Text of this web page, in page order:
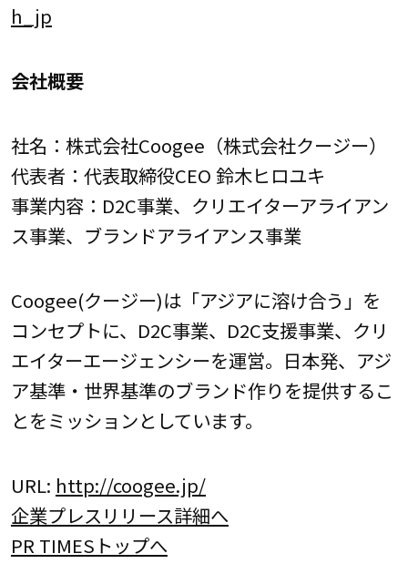
h_jp
会社概要
社名：株式会社Coogee（株式会社クージー）
代表者：代表取締役CEO 鈴木ヒロユキ
事業内容：D2C事業、クリエイターアライアン
ス事業、ブランドアライアンス事業
Coogee(クージー)は「アジアに溶け合う」を
コンセプトに、D2C事業、D2C支援事業、クリ
エイターエージェンシーを運営。日本発、アジ
ア基準・世界基準のブランド作りを提供するこ
とをミッションとしています。
URL: http://coogee.jp/
企業プレスリリース詳細へ
PR TIMESトップへ